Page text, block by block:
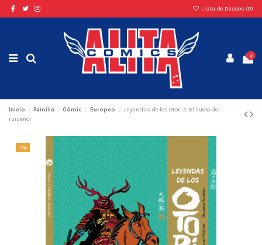
Lista de Deseos (0)
0
Inicio Familia Cómic Europeo
Leyendas de los Otori 2. El suelo del
ruiseñor
-5%